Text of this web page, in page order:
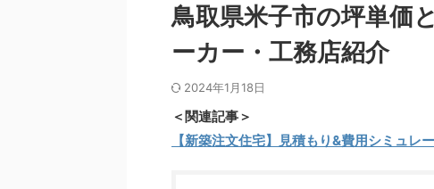
鳥取県米子市の坪単価
ーカー・工務店紹介
2024年1月18日
＜関連記事＞
【新築注文住宅】見積もり&費用シミュレ